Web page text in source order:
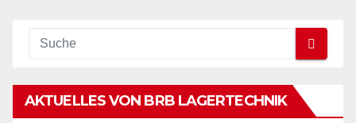
AKTUELLES VON BRB LAGERTECHNIK